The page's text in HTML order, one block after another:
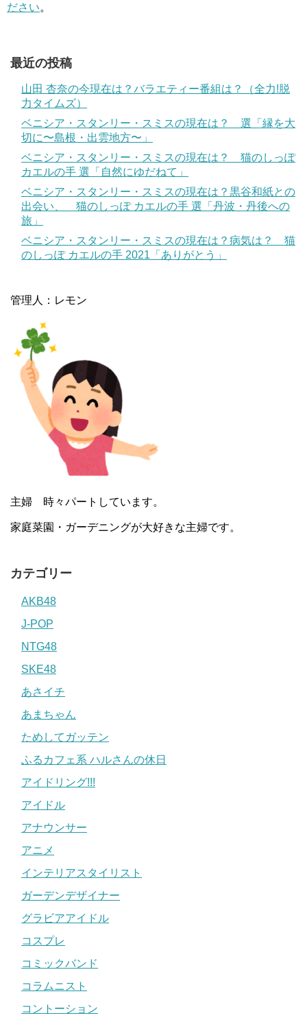
ださい。
最近の投稿
山田 杏奈の今現在は？バラエティー番組は？（全力!脱
力タイムズ）
ベニシア・スタンリー・スミスの現在は？ 選「縁を大
切に〜島根・出雲地方〜」
ベニシア・スタンリー・スミスの現在は？ 猫のしっぽ
カエルの手 選「自然にゆだねて」
ベニシア・スタンリー・スミスの現在は？黒谷和紙との
出会い、 猫のしっぽ カエルの手 選「丹波・丹後への
旅」
ベニシア・スタンリー・スミスの現在は？病気は？ 猫
のしっぽ カエルの手 2021「ありがとう」
管理人：レモン
主婦 時々パートしています。
家庭菜園・ガーデニングが大好きな主婦です。
カテゴリー
AKB48
J-POP
NTG48
SKE48
あさイチ
あまちゃん
ためしてガッテン
ふるカフェ系 ハルさんの休日
アイドリング!!!
アイドル
アナウンサー
アニメ
インテリアスタイリスト
ガーデンデザイナー
グラビアアイドル
コスプレ
コミックバンド
コラムニスト
コントーション